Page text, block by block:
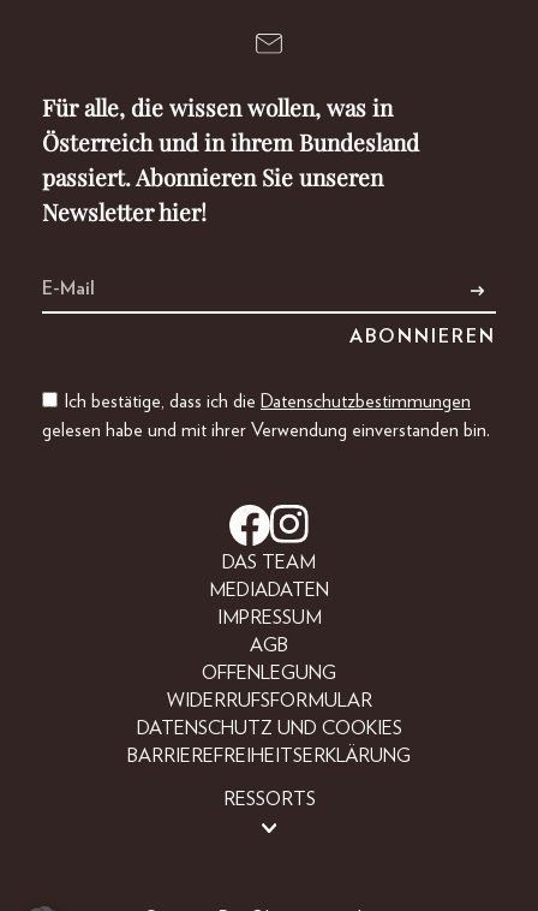
Für alle, die wissen wollen, was in
Österreich und in ihrem Bundesland
passiert. Abonnieren Sie unseren
Newsletter hier!
Ich bestätige, dass ich die Datenschutzbestimmungen
gelesen habe und mit ihrer Verwendung einverstanden bin.
DAS TEAM
MEDIADATEN
IMPRESSUM
AGB
OFFENLEGUNG
WIDERRUFSFORMULAR
DATENSCHUTZ UND COOKIES
BARRIEREFREIHEITSERKLÄRUNG
RESSORTS